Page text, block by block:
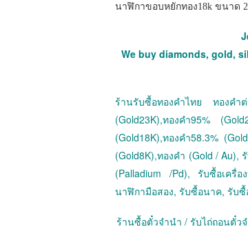
นาฬิกาขอบหยักทอง18k ขนาด
We buy diamonds, gold,
ร้านรับซื้อทองคำไทย ทองค
(Gold23K),ทองคำ95%
(Gold18K),ทองคำ58.3%
(Gold8K),ทองคำ (Gold / Au),
(Palladium /Pd), รับซื้อเครื่
นาฬิกามือสอง, รับซื้อนาค, รับ
ร้านซื้อตั๋วจำนำ / รับไถ่ถอนตั๋ว